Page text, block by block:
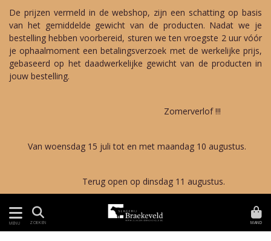
De prijzen vermeld in de webshop, zijn een schatting op basis
van het gemiddelde gewicht van de producten. Nadat we je
bestelling hebben voorbereid, sturen we ten vroegste 2 uur vóór
je ophaalmoment een betalingsverzoek met de werkelijke prijs,
gebaseerd op het daadwerkelijke gewicht van de producten in
jouw bestelling.
Zomerverlof !!!
Van woensdag 15 juli tot en met maandag 10 augustus.
Terug open op dinsdag 11 augustus.
MENU ZOEKEN MAND